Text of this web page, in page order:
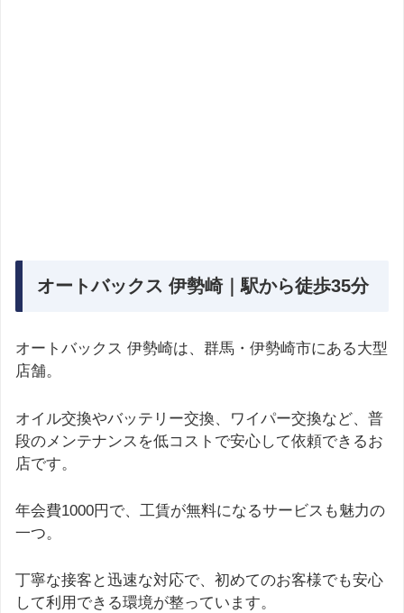
オートバックス 伊勢崎｜駅から徒歩35分
オートバックス 伊勢崎は、群馬・伊勢崎市にある大型
店舗。
オイル交換やバッテリー交換、ワイパー交換など、普
段のメンテナンスを低コストで安心して依頼できるお
店です。
年会費1000円で、工賃が無料になるサービスも魅力の
一つ。
丁寧な接客と迅速な対応で、初めてのお客様でも安心
して利用できる環境が整っています。